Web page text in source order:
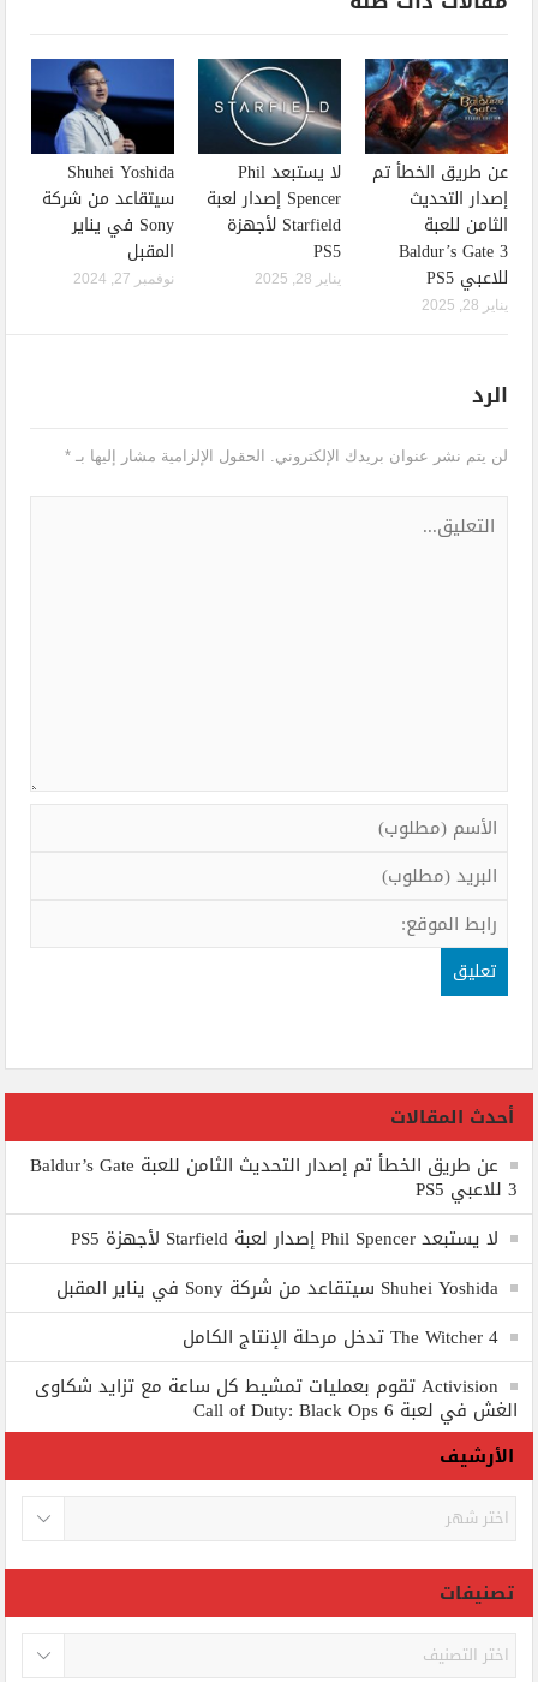
عن طريق الخطأ تم
إصدار التحديث
الثامن للعبة
Baldur’s Gate 3
للاعبي PS5
يناير 28, 2025
لا يستبعد Phil
Spencer إصدار لعبة
Starfield لأجهزة
PS5
يناير 28, 2025
Shuhei Yoshida
سيتقاعد من شركة
Sony في يناير
المقبل
نوفمبر 27, 2024
الرد
لن يتم نشر عنوان بريدك الإلكتروني. الحقول الإلزامية مشار إليها بـ*
أحدث المقالات
عن طريق الخطأ تم إصدار التحديث الثامن للعبة Baldur’s Gate
3 للاعبي PS5
لا يستبعد Phil Spencer إصدار لعبة Starfield لأجهزة PS5
Shuhei Yoshida سيتقاعد من شركة Sony في يناير المقبل
The Witcher 4 تدخل مرحلة الإنتاج الكامل
Activision تقوم بعمليات تمشيط كل ساعة مع تزايد شكاوى
الغش في لعبة Call of Duty: Black Ops 6
الأرشيف
الأرشيف
تصنيفات
تصنيفات